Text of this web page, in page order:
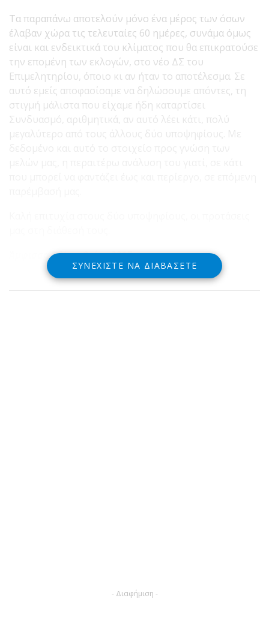
Τα παραπάνω αποτελούν μόνο ένα μέρος των όσων
έλαβαν χώρα τις τελευταίες 60 ημέρες, συνάμα όμως
είναι και ενδεικτικά του κλίματος που θα επικρατούσε
την επομένη των εκλογών, στο νέο ΔΣ του
Επιμελητηρίου, όποιο κι αν ήταν το αποτέλεσμα. Σε
αυτό εμείς αποφασίσαμε να δηλώσουμε απόντες, τη
στιγμή μάλιστα που είχαμε ήδη καταρτίσει
Συνδυασμό, αριθμητικά, αν αυτό λέει κάτι, πολύ
Άμφισσα 9 Νοεμβρίου 2017
ΣΥΝΕΧΊΣΤΕ ΝΑ ΔΙΑΒΆΣΕΤΕ
- Διαφήμιση -